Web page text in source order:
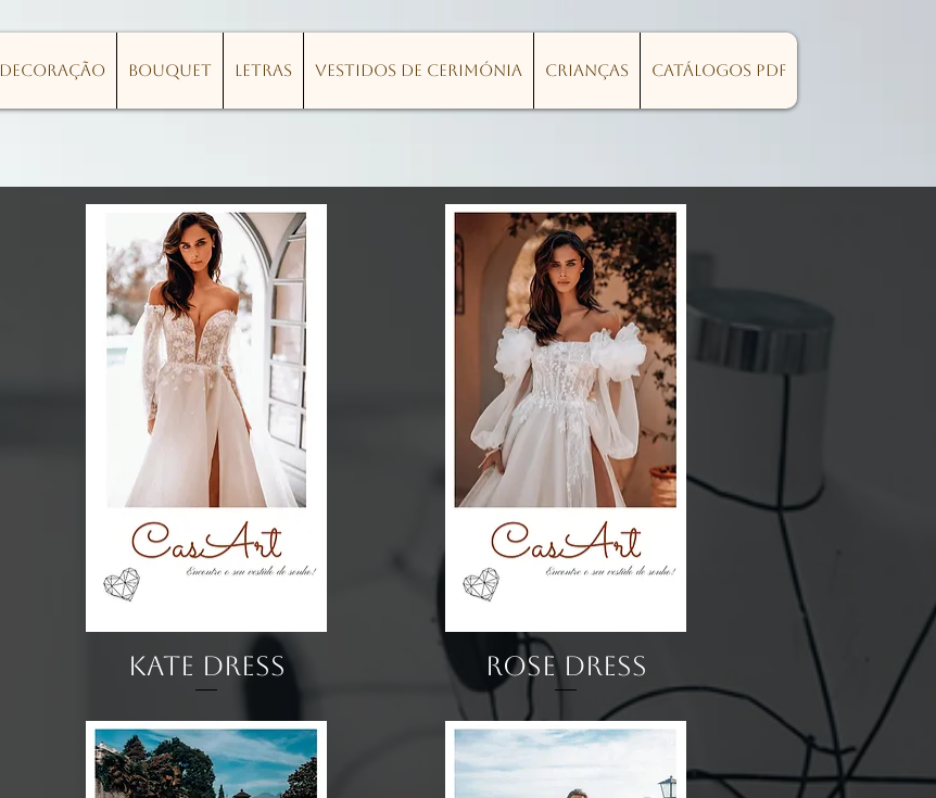
Decoração Bouquet Letras Vestidos de Cerimónia Crianças Catálogos PDF
Visualização rápida
Kate Dress Visualização rápida
Rose Dress